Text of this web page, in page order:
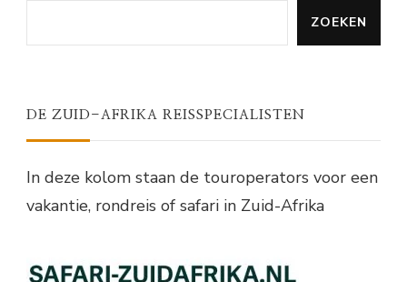
ZOEKEN
DE ZUID-AFRIKA REISSPECIALISTEN
In deze kolom staan de touroperators voor een
vakantie, rondreis of safari in Zuid-Afrika